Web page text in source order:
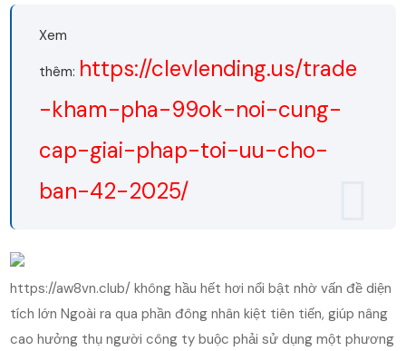
Xem
thêm: https://clevlending.us/trade
-kham-pha-99ok-noi-cung-
cap-giai-phap-toi-uu-cho-
ban-42-2025/
https://aw8vn.club/ không hầu hết hơi nổi bật nhờ vấn đề diện
tích lớn Ngoài ra qua phần đông nhân kiệt tiên tiến, giúp nâng
cao hưởng thụ người công ty buộc phải sử dụng một phương